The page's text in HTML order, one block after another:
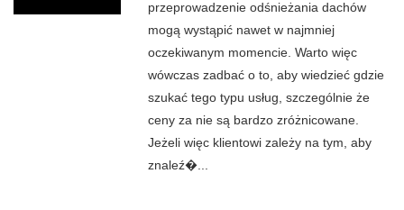
przeprowadzenie odśnieżania dachów
mogą wystąpić nawet w najmniej
oczekiwanym momencie. Warto więc
wówczas zadbać o to, aby wiedzieć gdzie
szukać tego typu usług, szczególnie że
ceny za nie są bardzo zróżnicowane.
Jeżeli więc klientowi zależy na tym, aby
znaleź�...